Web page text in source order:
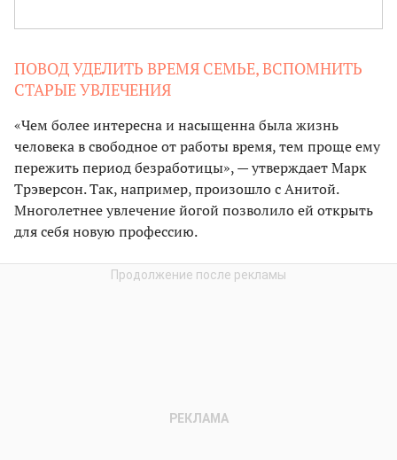
ПОВОД УДЕЛИТЬ ВРЕМЯ СЕМЬЕ, ВСПОМНИТЬ
СТАРЫЕ УВЛЕЧЕНИЯ
«Чем более интересна и насыщенна была жизнь
человека в свободное от работы время, тем проще ему
пережить период безработицы», — утверждает Марк
Трэверсон. Так, например, произошло с Анитой.
Многолетнее увлечение йогой позволило ей открыть
для себя новую профессию.